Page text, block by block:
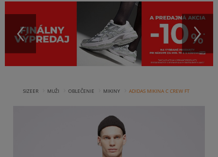
SIZEER MUŽI OBLEČENIE MIKINY ADIDAS MIKINA C CREW FT